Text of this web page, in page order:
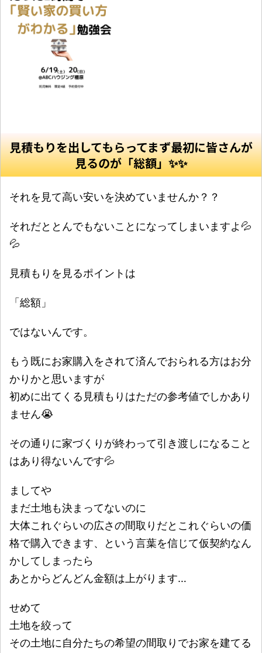
見積もりを出してもらってまず最初に皆さんが
見るのが「総額」✨✨
それを見て高い安いを決めていませんか？？
それだととんでもないことになってしまいますよ💦
💦
見積もりを見るポイントは
「総額」
ではないんです。
もう既にお家購入をされて済んでおられる方はお分
かりかと思いますが
初めに出てくる見積もりはただの参考値でしかあり
ません😭
その通りに家づくりが終わって引き渡しになること
はあり得ないんです💦
ましてや
まだ土地も決まってないのに
大体これぐらいの広さの間取りだとこれぐらいの価
格で購入できます、という言葉を信じて仮契約なん
かしてしまったら
あとからどんどん金額は上がります…
せめて
土地を絞って
その土地に自分たちの希望の間取りでお家を建てる